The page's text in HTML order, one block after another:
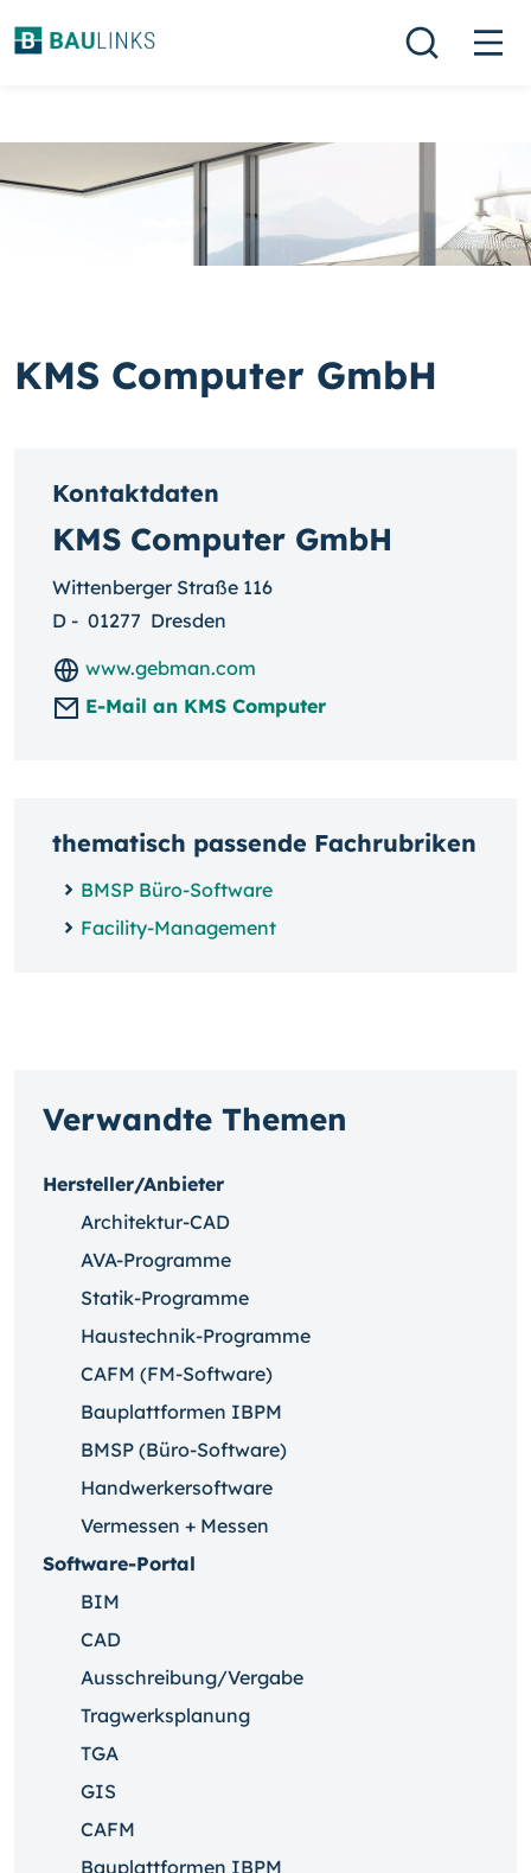
KMS Computer GmbH
Kontaktdaten
KMS Computer GmbH
Wittenberger Straße 116
D - 01277 Dresden
www.gebman.com
E-Mail an KMS Computer
thematisch passende Fachrubriken
BMSP Büro-Software
Facility-Management
Verwandte Themen
Hersteller/Anbieter
Architektur-CAD
AVA-Programme
Statik-Programme
Haustechnik-Programme
CAFM (FM-Software)
Bauplattformen IBPM
BMSP (Büro-Software)
Handwerkersoftware
Vermessen + Messen
Software-Portal
BIM
CAD
Ausschreibung/Vergabe
Tragwerksplanung
TGA
GIS
CAFM
Bauplattformen IBPM